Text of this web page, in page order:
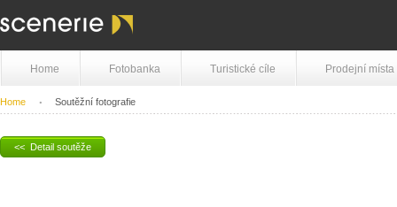
Home Fotobanka Turistické cíle Prodejní místa
Home Soutěžní fotografie
<< Detail soutěže